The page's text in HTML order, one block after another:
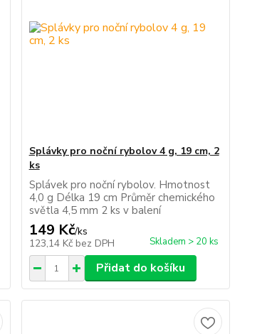
Splávky pro noční rybolov 4 g, 19 cm, 2
ks
Splávek pro noční rybolov. Hmotnost
4,0 g Délka 19 cm Průměr chemického
světla 4,5 mm 2 ks v balení
149 Kč/ks
123,14 Kč bez DPH Skladem > 20 ks
Přidat do košíku